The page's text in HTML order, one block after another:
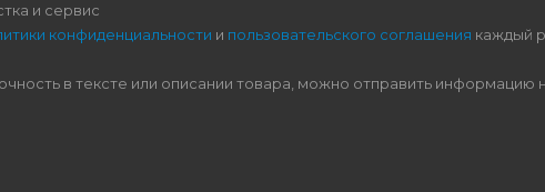
и сервис
конфиденциальности и пользовательского соглашения каждый
в тексте или описании товара, можно отправить информацию